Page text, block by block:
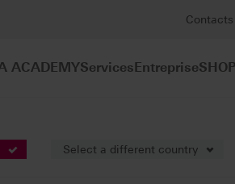
Contacts
ACADEMYServicesEntreprise
Select a different country